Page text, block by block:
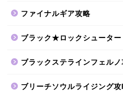
ファイナルギア攻略
ブラック★ロックシュータ
ブラックステラインフェルノ
ブリーチソウルライジング攻